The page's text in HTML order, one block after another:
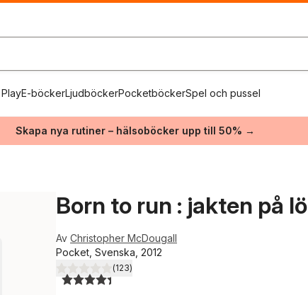
E-böckerLjudböckerPocketböckerSpel och pussel
Skapa nya rutiner – hälsoböcker upp till 50% →
Born to run : jakten på
Av Christopher McDougall
Pocket, Svenska, 2012
4,4utav 5 stjärnor. Totalt antal röster:
(123)